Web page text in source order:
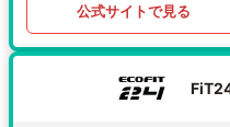
公式サイトで見る